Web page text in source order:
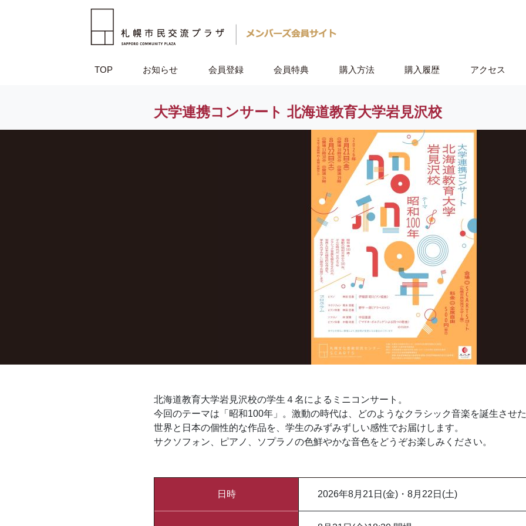
TOP お知らせ 会員登録 会員特典 購入方法 購入履歴 アクセス
大学連携コンサート 北海道教育大学岩見沢校
北海道教育大学岩見沢校の学生４名によるミニコンサート。
今回のテーマは「昭和100年」。激動の時代は、どのようなクラシック音楽を誕生させ
世界と日本の個性的な作品を、学生のみずみずしい感性でお届けします。
サクソフォン、ピアノ、ソプラノの色鮮やかな音色をどうぞお楽しみください。
日時 2026年8月21日(金)・8月22日(土)